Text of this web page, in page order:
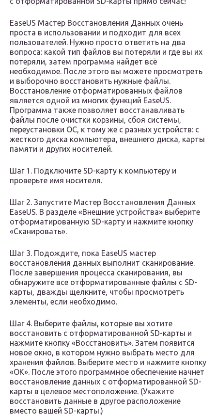
EaseUS Мастер Восстановления Данных очень
проста в использовании и подходит для всех
пользователей. Нужно просто ответить на два
вопроса: какой тип файлов вы потеряли и где вы их
потеряли, затем программа найдет всё
необходимое. После этого вы можете просмотреть
и выборочно восстановить нужные файлы.
Восстановление отформатированных файлов
является одной из многих функций EaseUS.
Программа также позволяет восстанавливать
файлы после очистки корзины, сбоя системы,
переустановки ОС, к тому же с разных устройств: с
жесткого диска компьютера, внешнего диска, карты
памяти и других носителей.
Шаг 1. Подключите SD-карту к компьютеру и
проверьте имя носителя.
Шаг 2. Запустите Мастер Восстановления Данных
EaseUS. В разделе «Внешние устройства» выберите
отформатированную SD-карту и нажмите кнопку
«Сканировать».
Шаг 3. Подождите, пока EaseUS мастер
восстановления данных выполнит сканирование.
После завершения процесса сканирования, вы
обнаружите все отформатированные файлы с SD-
карты, дважды щелкните, чтобы просмотреть
элементы, если необходимо.
Шаг 4. Выберите файлы, которые вы хотите
восстановить с отформатированной SD-карты и
нажмите кнопку «Восстановить». Затем появится
новое окно, в котором нужно выбрать место для
хранения файлов. Выберите место и нажмите кнопку
«ОК». После этого программное обеспечение начнет
восстановление данных с отформатированной SD-
карты в целевое местоположение. (Укажите
восстановить данные в другое расположение
вместо вашей SD-карты.)